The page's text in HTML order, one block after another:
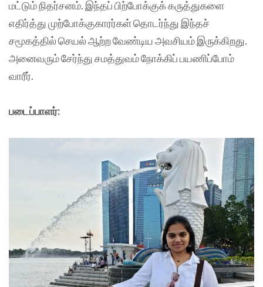
மட்டும் நிதர்சனம். இந்தப் பிற்போக்குக் கருத்துகளை
எதிர்த்து முற்போக்குகாரர்கள் தொடர்ந்து இந்தச்
சமூகத்தில் செயல் ஆற்ற வேண்டிய அவசியம் இருக்கிறது.
அனைவரும் சேர்ந்து சமத்துவம் நோக்கிப் பயணிப்போம்
வாரீர்.
படைப்பாளர்: